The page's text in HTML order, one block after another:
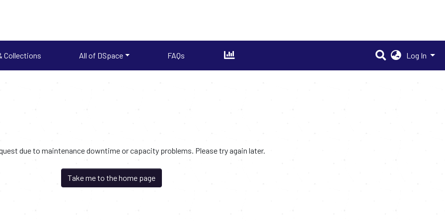
Collections All of DSpace FAQs Log In
due to maintenance downtime or capacity problems. Please try again later.
Take me to the home page